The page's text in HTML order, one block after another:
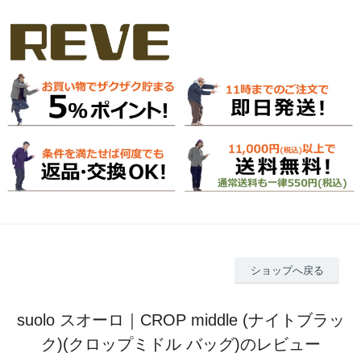
ショップへ戻る
suolo スオーロ｜CROP middle (ナイトブラッ
ク)(クロップミドル バッグ)のレビュー